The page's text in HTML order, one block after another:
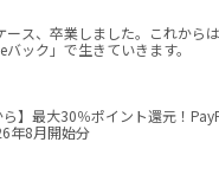
ース、卒業しました。これから
バック」で生きていきます。
ら】最大30％ポイント還元！
年8月開始分